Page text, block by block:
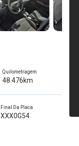
Quilometragem
48.476km
Final Da Placa
XXX0G54